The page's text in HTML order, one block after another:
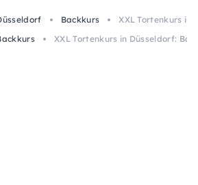
Backkurs
XXL Tortenkurs in
XXL Tortenkurs in Düsseldorf: